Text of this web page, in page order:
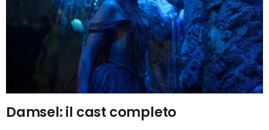
Damsel: il cast completo